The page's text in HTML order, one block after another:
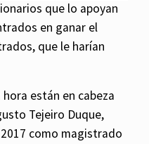
que lo apoyan
en ganar el
que le harían
están en cabeza
Tejeiro Duque,
como magistrado